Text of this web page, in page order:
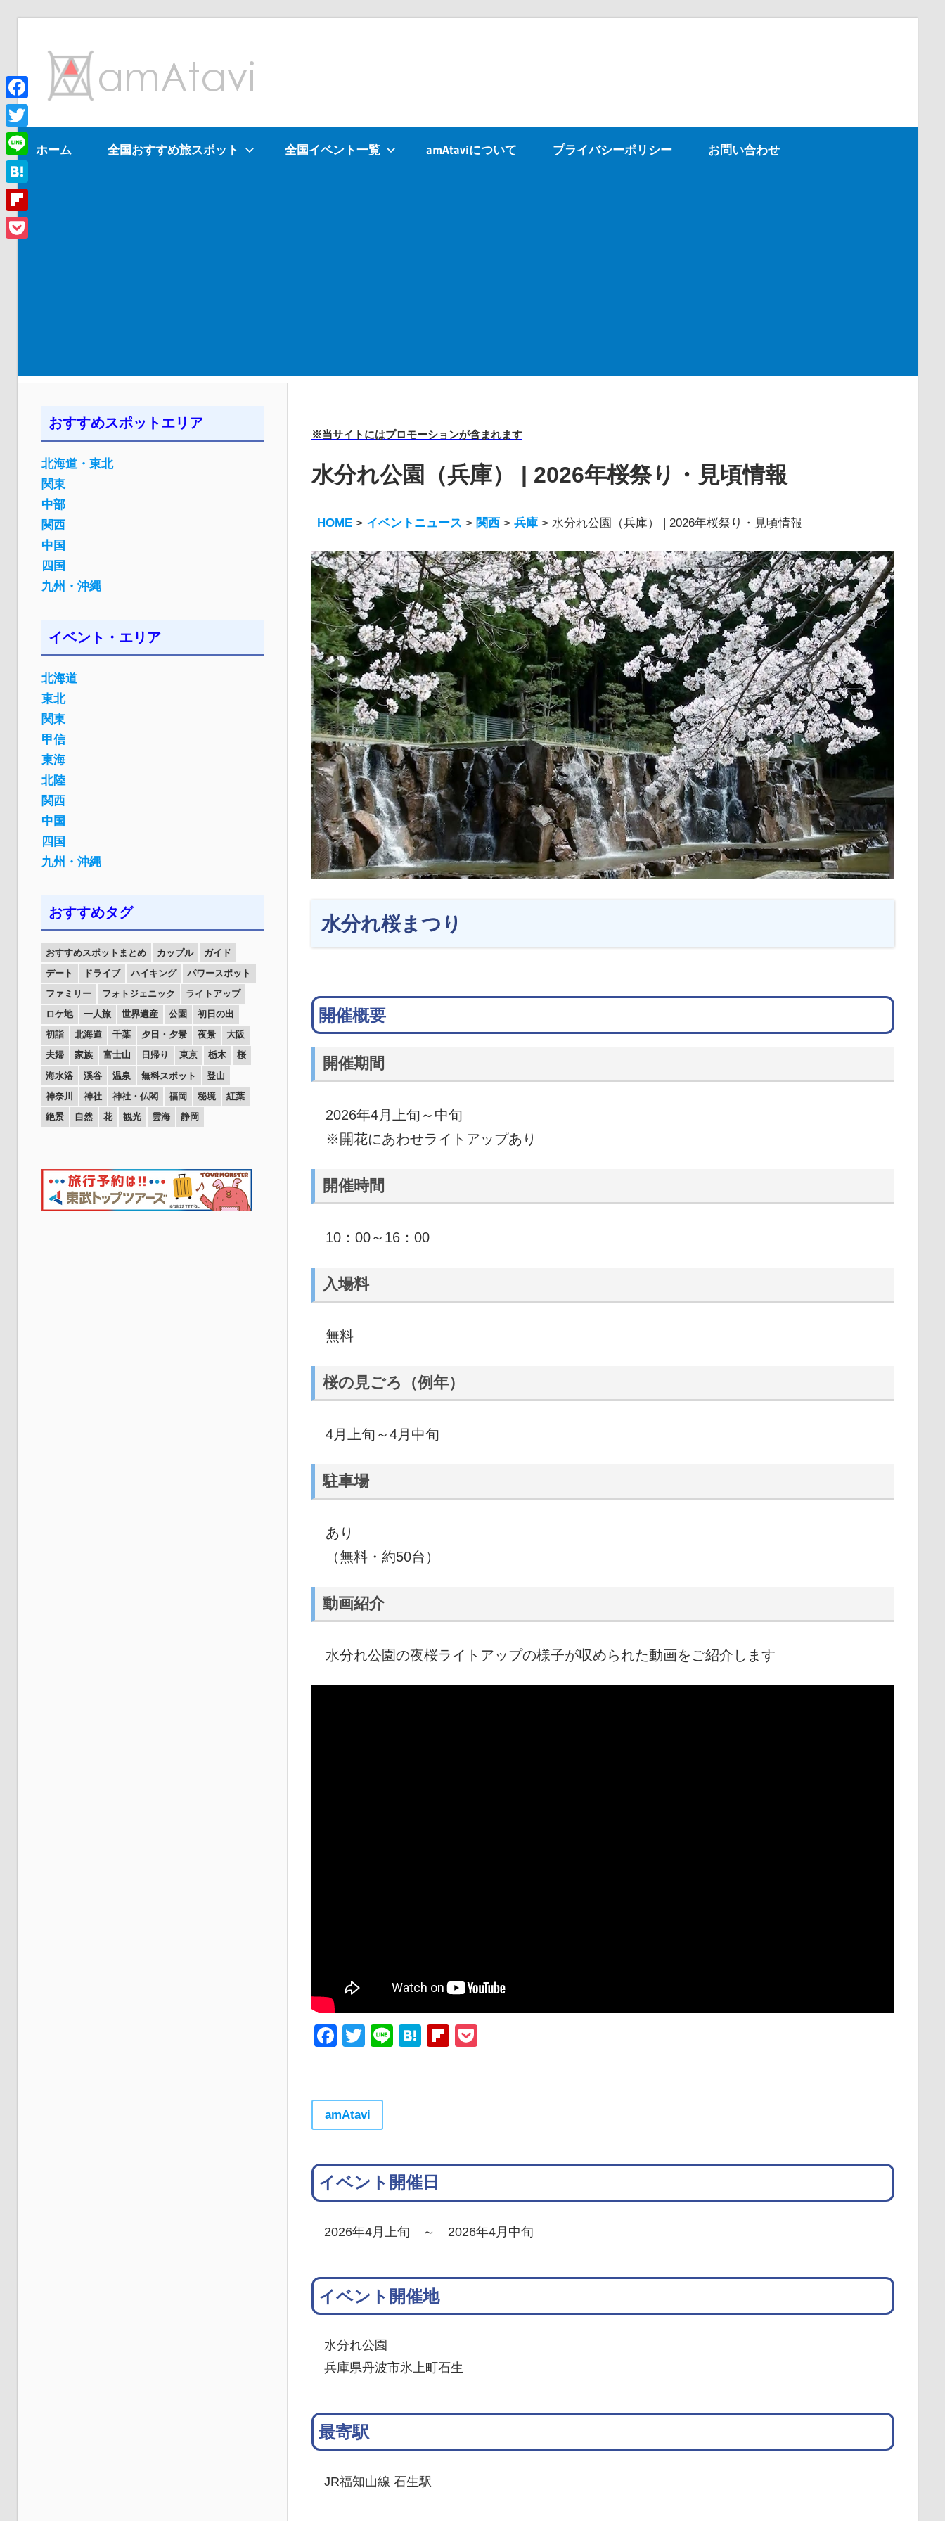
ン
ツ
へ
ス
キ
ッ
プ
を
見
ホーム 全国おすすめ旅スポット 全国イベント一覧 amAtaviについて プライバシーポリシー お問い合わせ
※当サイトにはプロモーションが含まれます
水分れ公園（兵庫） | 2026年桜祭り・見頃情報
HOME > イベントニュース > 関西 >兵庫 >水分れ公園（兵庫） | 2026年桜祭り・見頃情報
水分れ桜まつり
開催概要
開催期間
2026年4月上旬～中旬
※開花にあわせライトアップあり
開催時間
10：00～16：00
入場料
無料
桜の見ごろ（例年）
4月上旬～4月中旬
駐車場
あり
（無料・約50台）
動画紹介
水分れ公園の夜桜ライトアップの様子が収められた動画をご紹介します
Facebook
Twitter
LineHatenaFlipboard
amAtavi
イベント開催日
2026年4月上旬 ～ 2026年4月中旬
イベント開催地
水分れ公園
兵庫県丹波市氷上町石生
最寄駅
JR福知山線 石生駅
おすすめスポットエリア
北海道・東北
関東
中部
関西
中国
四国
九州・沖縄
イベント・エリア
北海道
東北
関東
甲信
東海
北陸
関西
中国
四国
九州・沖縄
おすすめタグ
おすすめスポットまとめ カップル
ガイド
デート
ドライブ ハイキング
パワースポット
ファミリー
フォトジェニック
ライトアップ
ロケ地
一人旅 世界遺産 公園
初日の出
初詣
北海道 千葉 夕日・夕景 夜景
大阪
夫婦
家族 富士山 日帰り 東京 栃木
桜
海水浴
渓谷 温泉 無料スポット
登山
神奈川
神社 神社・仏閣 福岡 秘境
紅葉
絶景
自然 花 観光 雲海 静岡
Facebook
Twitter
Line
Hatena
Flipboard